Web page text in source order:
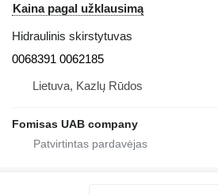
Kaina pagal užklausimą
Hidraulinis skirstytuvas
0068391 0062185
Lietuva, Kazlų Rūdos
Fomisas UAB company